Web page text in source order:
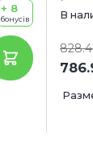
+ 8
бонусів
В